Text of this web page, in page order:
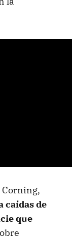
Corning,
caídas de
que